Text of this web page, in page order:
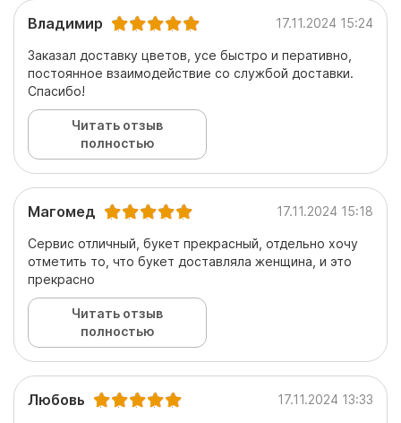
Владимир 17.11.2024 15:24
Заказал доставку цветов, усе быстро и перативно,
постоянное взаимодействие со службой доставки.
Спасибо!
Читать отзыв
полностью
Магомед 17.11.2024 15:18
Сервис отличный, букет прекрасный, отдельно хочу
отметить то, что букет доставляла женщина, и это
прекрасно
Читать отзыв
полностью
Любовь 17.11.2024 13:33